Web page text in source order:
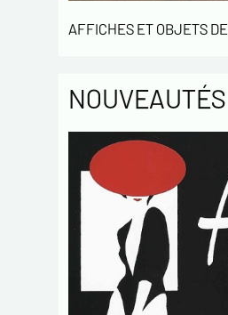
AFFICHES ET OBJETS
NOUVEAUTÉS